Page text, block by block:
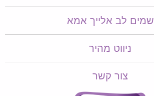
שמים לב אלייך אמא​​
ניווט מהיר
צור קשר